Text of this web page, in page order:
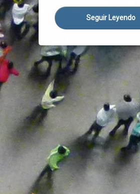
Seguir Leyendo
Estado De Alarma
FERGEI
Gobierno
Normativa
OIT
Organizaciones Empresariales
Organizaciones Sindicales
Pacto Estatal
Pacto Político
Pandemia
Pesca
Prestaciones